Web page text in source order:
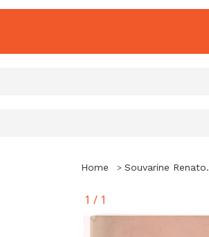
Home Souvarine Renato.
1 / 1